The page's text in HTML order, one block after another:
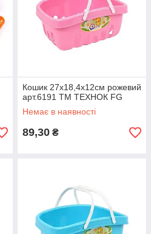
Кошик 27х18,4х12см рожевий
арт.6191 ТМ ТЕХНОК FG
Немає в наявності
89,30 ₴